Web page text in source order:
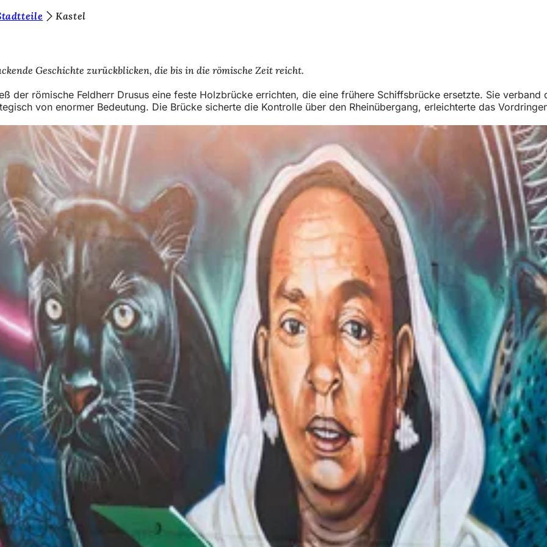
Kastel
Geschichte zurückblicken, die bis in die römische Zeit reicht.
der römische Feldherr Drusus eine feste Holzbrücke errichten, die eine frühere Schiffsbrücke ersetzte. Sie
von enormer Bedeutung. Die Brücke sicherte die Kontrolle über den Rheinübergang, erleichterte das